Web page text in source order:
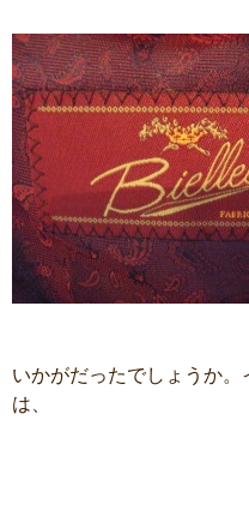
いかがだったでしょうか
は、